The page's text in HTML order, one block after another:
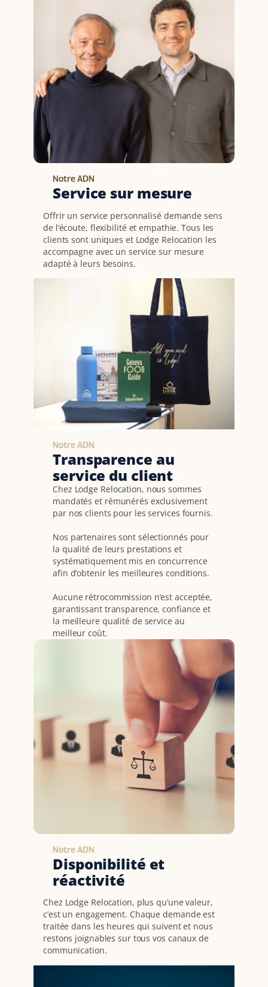
Notre ADN
Service sur mesure
Offrir un service personnalisé demande sens
de l’écoute, flexibilité et empathie. Tous les
clients sont uniques et Lodge Relocation les
accompagne avec un service sur mesure
adapté à leurs besoins.
Notre ADN
Transparence au
service du client
Chez Lodge Relocation, nous sommes
mandatés et rémunérés exclusivement
par nos clients pour les services fournis.
Nos partenaires sont sélectionnés pour
la qualité de leurs prestations et
systématiquement mis en concurrence
afin d’obtenir les meilleures conditions.
Aucune rétrocommission n’est acceptée,
garantissant transparence, confiance et
la meilleure qualité de service au
meilleur coût.
Notre ADN
Disponibilité et
réactivité
Chez Lodge Relocation, plus qu’une valeur,
c’est un engagement. Chaque demande est
traitée dans les heures qui suivent et nous
restons joignables sur tous vos canaux de
communication.